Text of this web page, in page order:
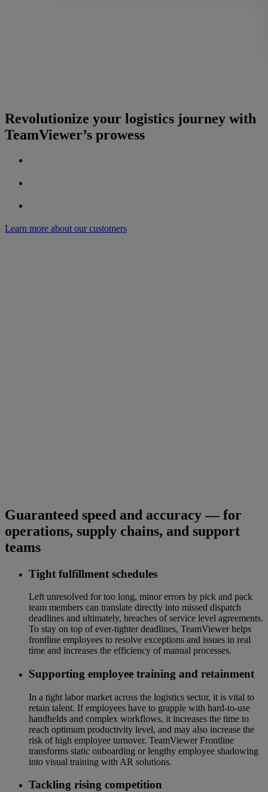
Revolutionize your logistics journey with
TeamViewer’s prowess
Learn more about our customers
Guaranteed speed and accuracy — for
operations, supply chains, and support
teams
Tight fulfillment schedules
Left unresolved for too long, minor errors by pick and pack
team members can translate directly into missed dispatch
deadlines and ultimately, breaches of service level agreements.
To stay on top of ever-tighter deadlines, TeamViewer helps
frontline employees to resolve exceptions and issues in real
time and increases the efficiency of manual processes.
Supporting employee training and retainment
In a tight labor market across the logistics sector, it is vital to
retain talent. If employees have to grapple with hard-to-use
handhelds and complex workflows, it increases the time to
reach optimum productivity level, and may also increase the
risk of high employee turnover. TeamViewer Frontline
transforms static onboarding or lengthy employee shadowing
into visual training with AR solutions.
Tackling rising competition